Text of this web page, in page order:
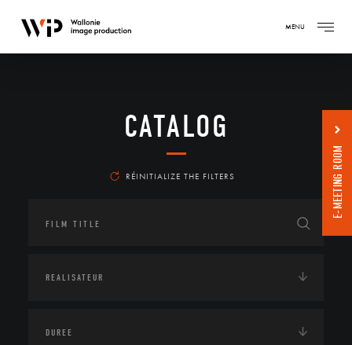
MENU
CATALOG
RÉINITIALIZE THE FILTERS E-MEETING ROOM